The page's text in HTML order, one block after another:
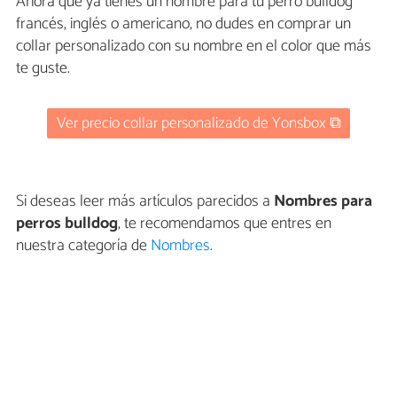
francés, inglés o americano, no dudes en comprar un
collar personalizado con su nombre en el color que más
te guste.
Ver precio collar personalizado de Yonsbox ⧉
Si deseas leer más artículos parecidos a Nombres para
perros bulldog, te recomendamos que entres en
nuestra categoría deNombres.